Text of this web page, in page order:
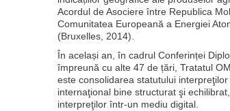
Acordul de Asociere între Republica
Comunitatea Europeană a Energiei
(Bruxelles, 2014).
În același an, în cadrul Conferinței
împreună cu alte 47 de țări, Tratatul
este consolidarea statutului
internaţional bine structurat şi
interpreţilor într-un mediu digital.